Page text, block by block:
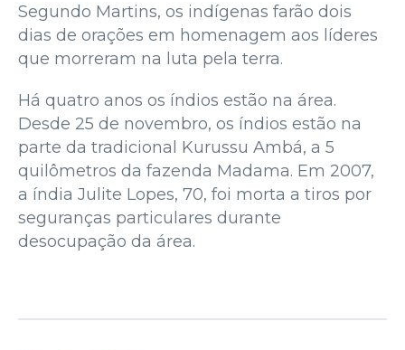
Segundo Martins, os indígenas farão dois
dias de orações em homenagem aos líderes
que morreram na luta pela terra.
Há quatro anos os índios estão na área.
Desde 25 de novembro, os índios estão na
parte da tradicional Kurussu Ambá, a 5
quilômetros da fazenda Madama. Em 2007,
a índia Julite Lopes, 70, foi morta a tiros por
seguranças particulares durante
desocupação da área.